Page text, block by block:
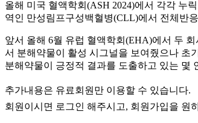
올해 미국 혈액학회(ASH 2024)에서 각각 누
역인 만성림프구성백혈병(CLL)에서 전체반
앞서 올해 6월 유럽 혈액학회(EHA)에서 두
서 분해약물이 활성 시그널을 보여줬으나 초
분해약물이 긍정적 결과를 도출하고 있는 몇
추가내용은 유료회원만 이용할 수 있습니다.
회원이시면 로그인 해주시고, 회원가입을 원